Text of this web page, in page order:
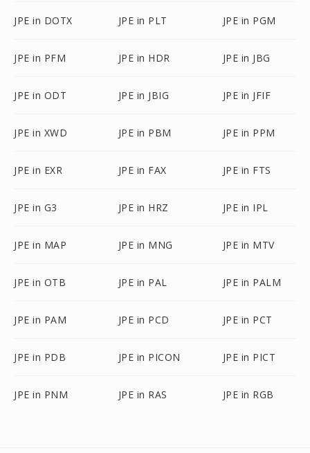
JPE in DOTX JPE in PLT JPE in PGM
JPE in PFM JPE in HDR JPE in JBG
JPE in ODT JPE in JBIG JPE in JFIF
JPE in XWD JPE in PBM JPE in PPM
JPE in EXR JPE in FAX JPE in FTS
JPE in G3 JPE in HRZ JPE in IPL
JPE in MAP JPE in MNG JPE in MTV
JPE in OTB JPE in PAL JPE in PALM
JPE in PAM JPE in PCD JPE in PCT
JPE in PDB JPE in PICON JPE in PICT
JPE in PNM JPE in RAS JPE in RGB